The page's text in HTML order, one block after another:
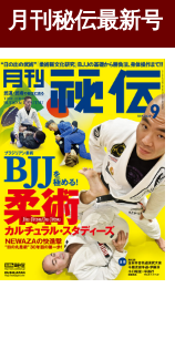
月刊秘伝最新号